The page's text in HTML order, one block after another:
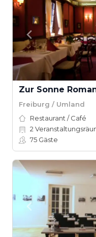
Zur Sonne
Freiburg / Umland
Restaurant / Café
2
75 Gäste